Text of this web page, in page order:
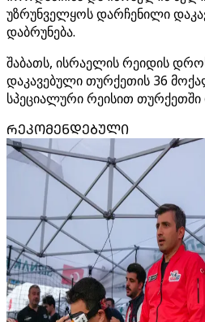
უზრუნველყოს დარჩენილი
დაბრუნება.
შაბათს, ისრაელის რეიდის
დაკავებული თურქეთის 36
სპეციალური რეისით თურქეთში
ᲠᲔᲙᲝᲛᲔᲜᲓᲔᲑᲣᲚᲘ